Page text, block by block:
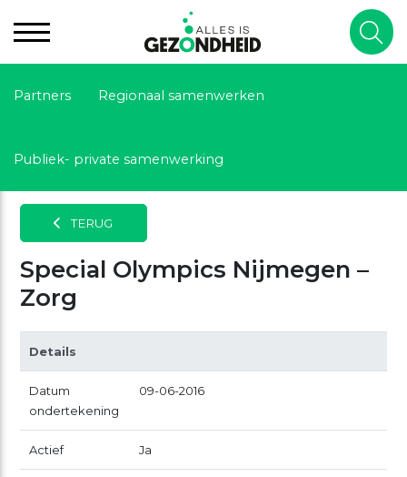
Partners Regionaal samenwerken
Publiek- private samenwerking
TERUG
Special Olympics Nijmegen –
Zorg
Details
Datum
ondertekening
09-06-2016
Actief Ja